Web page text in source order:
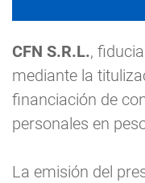
CFN S.R.L.,
mediante la
financiación de
personales en
La emisión del